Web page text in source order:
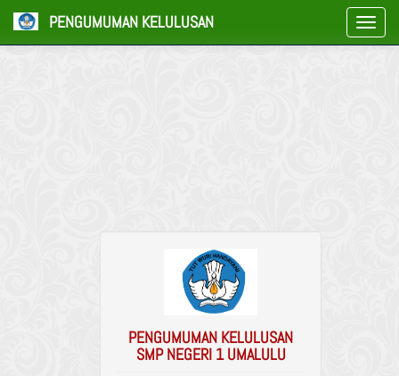
PENGUMUMAN KELULUSAN
PENGUMUMAN KELULUSAN
SMP NEGERI 1 UMALULU